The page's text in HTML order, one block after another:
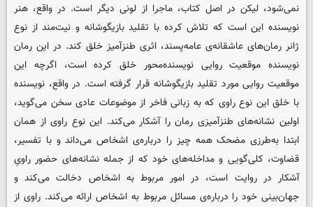
نمی‌شود، لیکن در اصل کتاب، ماجرا از لونی دیگر است. در واقع، هنر
نویسنده این است که تلاش کرده با تقلید بازیگوشانه و نیت‌مند از نوع
ژانر رمان‌های عاشقانه‌ی عامه‌پسند، اثری طنزآمیز خلق کند. در این رمان
نویسنده موقعیت روایی نویسنده‌محور خلق کرده است، اگرچه این
موقعیت روایی مورد تقلید بازیگوشانه قرار گرفته است. در واقع، نویسنده
با خلق این نوع راوی که به زبانی فاخر از موضوعات عادی سخن می‌گوید،
اولین نشانه‌های طنزآمیزی رمان را آشکار می‌کند. این نوع راوی از همان
ابتدا به‌طرزی مضحک همه چیز را درباره‌ی اشخاص می‌داند و با تفسیر،
قضاوت، کلی‌گویی و مداخله‌های خود که از جمله نشانه‌های حضور راویِ
آشکار در روایت است، در امور مربوط به اشخاص دخالت می‌کند و
جهان‌بینی خود را درباره‌ی مسائل مربوط به اشخاص ارائه می‌کند. راوی از